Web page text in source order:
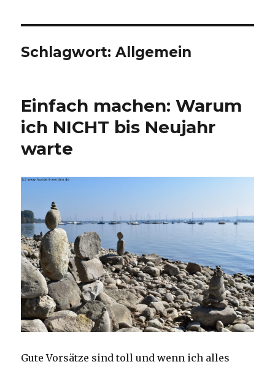
Schlagwort:Allgemein
Einfach machen: Warum
ich NICHT bis Neujahr
warte
Gute Vorsätze sind toll und wenn ich alles